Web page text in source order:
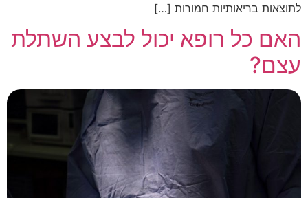
לתוצאות בריאותיות חמורות […]
האם כל רופא יכול לבצע השתלת
עצם?